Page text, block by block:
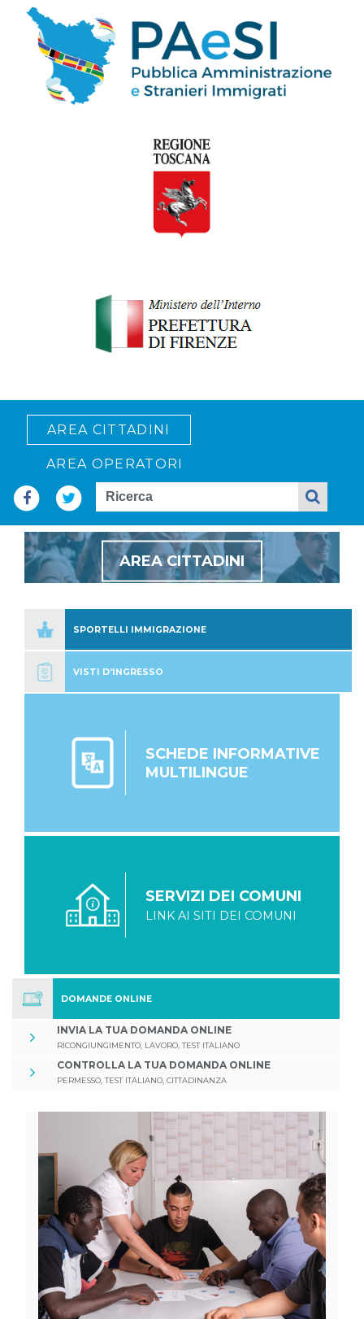
AREA CITTADINI
AREA OPERATORI
AREA CITTADINI
SPORTELLI IMMIGRAZIONE
VISTI D'INGRESSO
SCHEDE INFORMATIVE
MULTILINGUE
SERVIZI DEI COMUNI
LINK AI SITI DEI COMUNI
DOMANDE ONLINE
INVIA LA TUA DOMANDA ONLINE
RICONGIUNGIMENTO, LAVORO, TEST ITALIANO
CONTROLLA LA TUA DOMANDA ONLINE
PERMESSO, TEST ITALIANO, CITTADINANZA